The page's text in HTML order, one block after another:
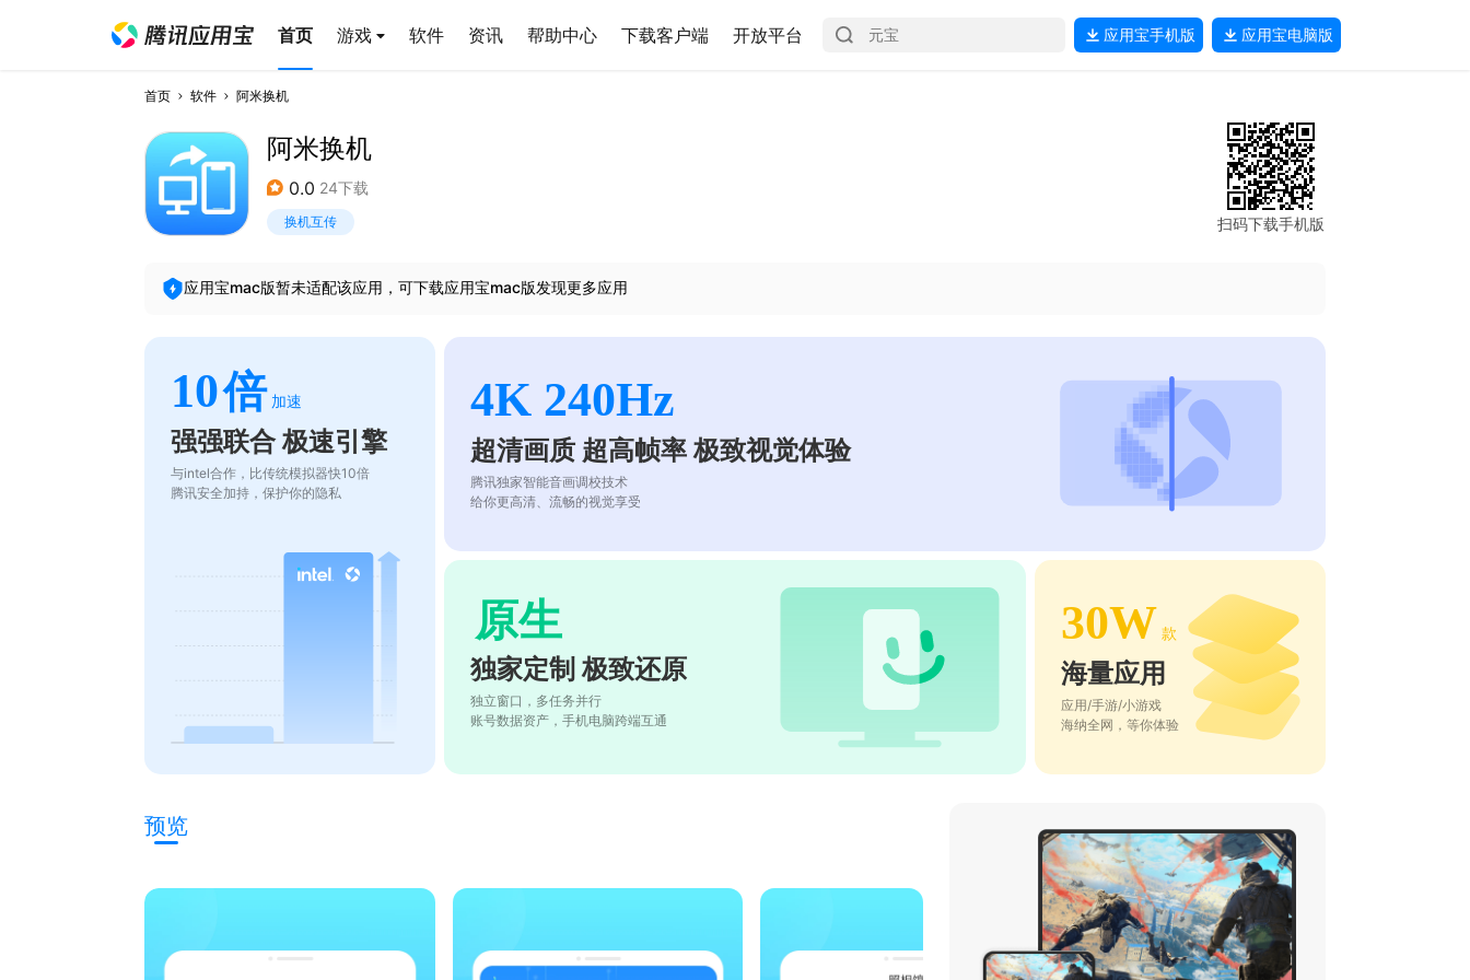
首页 游戏 软件 资讯 帮助中心 下载客户端 开放平台 应用宝手机版 应用宝电脑版
首页 软件 阿米换机
阿米换机
0.0 24下载
换机互传 扫码下载手机版
应用宝mac版暂未适配该应用，可下载应用宝mac版发现更多应用
10倍 加速
强强联合 极速引擎
与intel合作，比传统模拟器快10倍
腾讯安全加持，保护你的隐私
4K 240Hz
超清画质 超高帧率 极致视觉体验
腾讯独家智能音画调校技术
给你更高清、流畅的视觉享受
原生
独家定制 极致还原
独立窗口，多任务并行
账号数据资产，手机电脑跨端互通
30W 款
海量应用
应用/手游/小游戏
海纳全网，等你体验
预览